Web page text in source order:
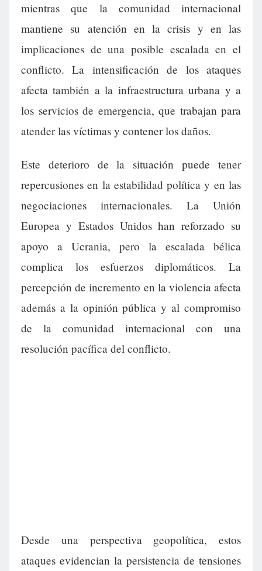
mientras que la comunidad internacional
mantiene su atención en la crisis y en las
implicaciones de una posible escalada en el
conflicto. La intensificación de los ataques
afecta también a la infraestructura urbana y a
los servicios de emergencia, que trabajan para
atender las víctimas y contener los daños.
Este deterioro de la situación puede tener
repercusiones en la estabilidad política y en las
negociaciones internacionales. La Unión
Europea y Estados Unidos han reforzado su
apoyo a Ucrania, pero la escalada bélica
complica los esfuerzos diplomáticos. La
percepción de incremento en la violencia afecta
además a la opinión pública y al compromiso
de la comunidad internacional con una
resolución pacífica del conflicto.
Desde una perspectiva geopolítica, estos
ataques evidencian la persistencia de tensiones